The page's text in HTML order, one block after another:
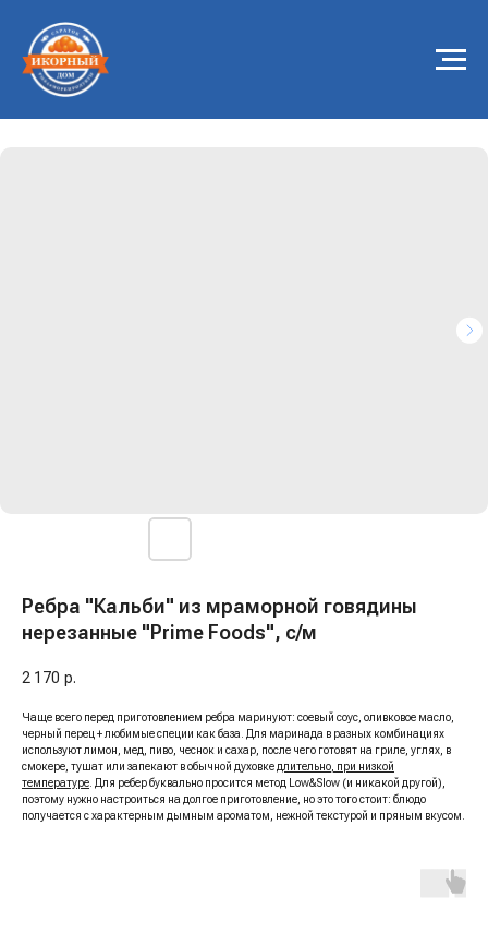
Ребра "Кальби" из мраморной говядины
нерезанные "Prime Foods", с/м
2 170 р.
Чаще всего перед приготовлением ребра маринуют: соевый соус, оливковое масло,
черный перец + любимые специи как база. Для маринада в разных комбинациях
используют лимон, мед, пиво, чеснок и сахар, после чего готовят на гриле, углях, в
смокере, тушат или запекают в обычной духовкедлительно, при низкой
температуре . Для ребер буквально просится метод Low&Slow (и никакой другой),
поэтому нужно настроиться на долгое приготовление, но это того стоит: блюдо
получается с характерным дымным ароматом, нежной текстурой и пряным вкусом.